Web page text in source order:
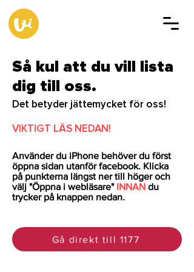
Så kul att du vill lista
dig till oss.
Det betyder jättemycket för oss!
VIKTIGT LÄS NEDAN!
Använder du iPhone behöver du först
öppna sidan utanför facebook. Klicka
på punkterna längst ner till höger och
välj "Öppna i webläsare" INNAN du
trycker på knappen nedan.
Gå direkt till 1177